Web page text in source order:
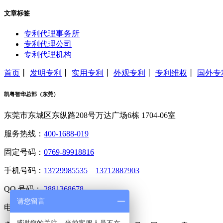
文章标签
专利代理事务所
专利代理公司
专利代理机构
首页 发明专利 实用专利 外观专利 专利维权 国外专
凯粤智华总部（东莞）
东莞市东城区东纵路208号万达广场6栋 1704-06室
服务热线： 400-1688-019
固定号码： 0769-89918816
手机号码： 13729985535 13712887903
QQ 号码：2881368678
电子邮箱：
请您留言